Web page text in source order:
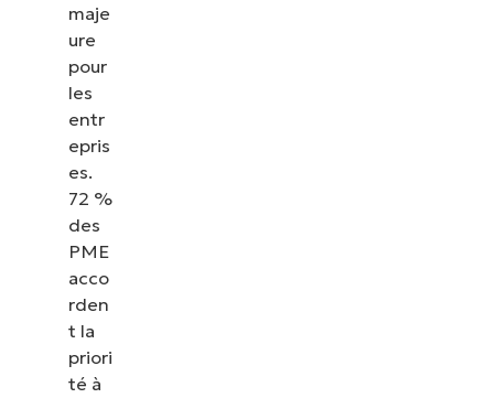
maje
ure
pour
les
entr
epris
es.
72 %
des
PME
acco
rden
t la
priori
té à